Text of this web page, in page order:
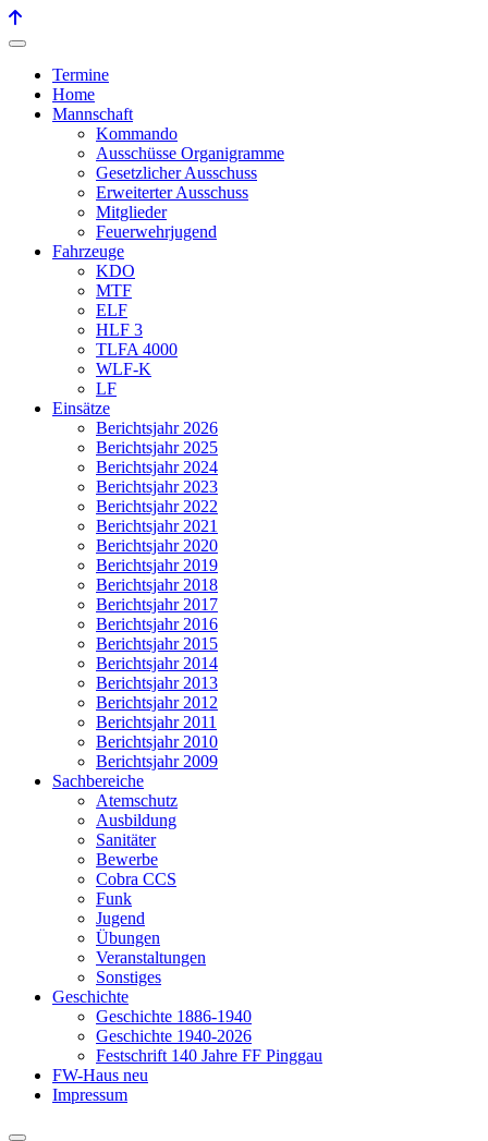
Termine
Home
Mannschaft
Kommando
Ausschüsse Organigramme
Gesetzlicher Ausschuss
Erweiterter Ausschuss
Mitglieder
Feuerwehrjugend
Fahrzeuge
KDO
MTF
ELF
HLF 3
TLFA 4000
WLF-K
LF
Einsätze
Berichtsjahr 2026
Berichtsjahr 2025
Berichtsjahr 2024
Berichtsjahr 2023
Berichtsjahr 2022
Berichtsjahr 2021
Berichtsjahr 2020
Berichtsjahr 2019
Berichtsjahr 2018
Berichtsjahr 2017
Berichtsjahr 2016
Berichtsjahr 2015
Berichtsjahr 2014
Berichtsjahr 2013
Berichtsjahr 2012
Berichtsjahr 2011
Berichtsjahr 2010
Berichtsjahr 2009
Sachbereiche
Atemschutz
Ausbildung
Sanitäter
Bewerbe
Cobra CCS
Funk
Jugend
Übungen
Veranstaltungen
Sonstiges
Geschichte
Geschichte 1886-1940
Geschichte 1940-2026
Festschrift 140 Jahre FF Pinggau
FW-Haus neu
Impressum